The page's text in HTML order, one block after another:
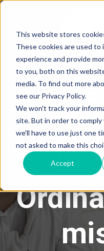
This website stores
These cookies are used
experience and provide
to you, both on this
media. To find out more
see our Privacy Policy.
We won't track your
site. But in order to
we'll have to use just one
not asked to make this
Accept